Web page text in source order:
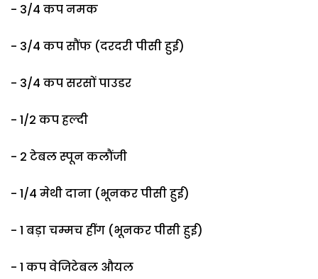
- 3/4 कप नमक
- 3/4 कप सौंफ (दरदरी पीसी हुई)
- 3/4 कप सरसों पाउडर
- 1/2 कप हल्दी
- 2 टेबल स्पून कलौंजी
- 1/4 मेथी दाना (भूनकर पीसी ​हुई)
- 1 बड़ा चम्मच हींग (भूनकर पीसी ​हुई)
- 1 कप वेजिटेबल औयल